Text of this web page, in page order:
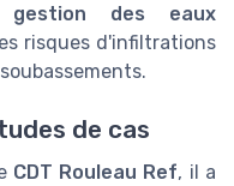
gestion des eaux
risques d'infiltrations
de cas
CDT Rouleau Ref, il a